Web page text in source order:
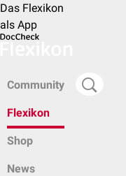
Das Flexikon
als App
Community
Flexikon
Shop
News